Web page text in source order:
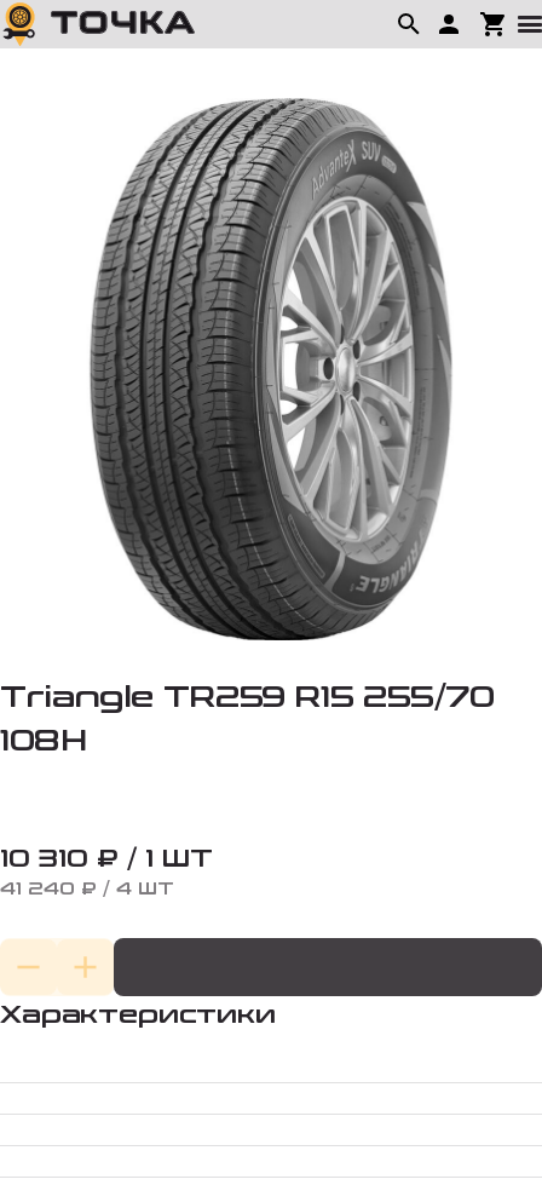
Triangle TR259 R15 255/70
108H
10 310 ₽ / 1 ШТ
41 240 ₽ / 4 ШТ
Характеристики